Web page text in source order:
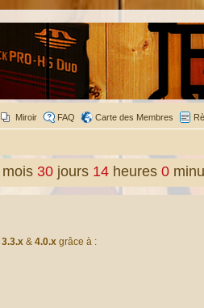
Miroir FAQ Carte des Membres
mois 30 jours 14 heures 0
3.3.x & 4.0.x grâce à :